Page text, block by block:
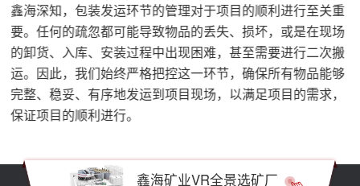
鑫海深知，包装发运环节的管理对于项目的顺利进行至关重
要。任何的疏忽都可能导致物品的丢失、损坏，或是在现场
的卸货、入库、安装过程中出现困难，甚至需要进行二次搬
运。因此，我们始终严格把控这一环节，确保所有物品能够
完整、稳妥、有序地发运到项目现场，以满足项目的需求，
保证项目的顺利进行。
鑫海矿业VR全景选矿厂